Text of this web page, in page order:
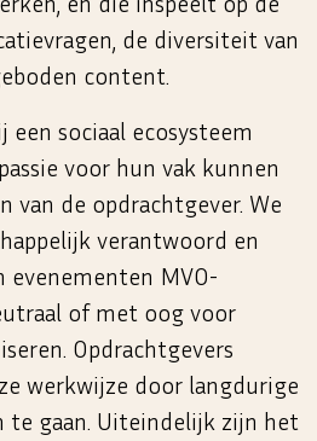
de diversiteit van
content.
een sociaal ecosysteem
voor hun vak kunnen
van de opdrachtgever. We
verantwoord en
evenementen MVO-
of met oog voor
Opdrachtgevers
werkwijze door langdurige
te gaan. Uiteindelijk zijn het